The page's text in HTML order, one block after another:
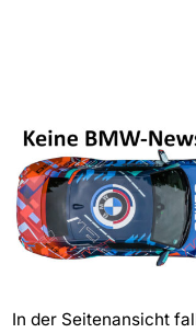
In der Seitenansicht